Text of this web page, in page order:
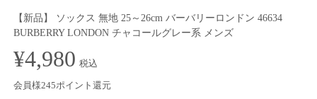
【新品】 ソックス 無地 25～26cm バーバリーロンドン 46634
BURBERRY LONDON チャコールグレー系 メンズ
¥4,980 税込
会員様245ポイント還元